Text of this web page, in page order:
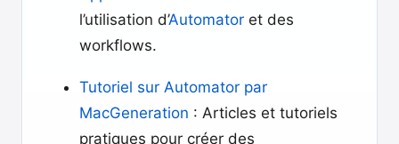
l’utilisation d’Automator et des
workflows.
Tutoriel sur Automator par
MacGeneration : Articles et tutoriels
pratiques pour créer des